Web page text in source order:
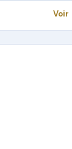
Voir